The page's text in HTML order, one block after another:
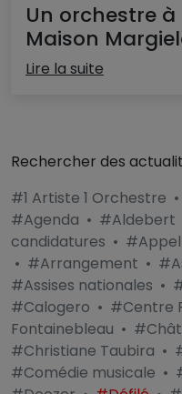
Un orchestre
Maison
Lire la suite
Rechercher des
#1 Artiste 1 Orchestre •
#Agenda • #Aldebert
candidatures •
• #Arrangement •
#Assises nationales •
#Calogero • #Centre
Fontainebleau •
#Christiane Taubira •
#Comédie musicale •